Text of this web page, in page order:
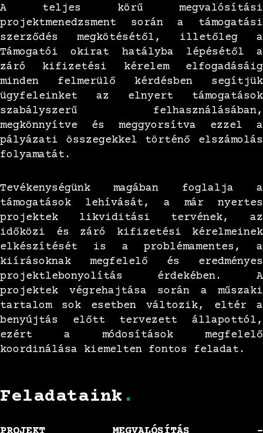
A teljes körű megvalósítási
projektmenedzsment során a támogatási
szerződés megkötésétől, illetőleg a
Támogatói okirat hatályba lépésétől a
záró kifizetési kérelem elfogadásáig
minden felmerülő kérdésben segítjük
ügyfeleinket az elnyert támogatások
szabályszerű felhasználásában,
megkönnyítve és meggyorsítva ezzel a
pályázati összegekkel történő elszámolás
folyamatát.
Tevékenységünk magában foglalja a
támogatások lehívását, a már nyertes
projektek likviditási tervének, az
időközi és záró kifizetési kérelmeinek
elkészítését is a problémamentes, a
kiírásoknak megfelelő és eredményes
projektlebonyolítás érdekében. A
projektek végrehajtása során a műszaki
tartalom sok esetben változik, eltér a
benyújtás előtt tervezett állapottól,
ezért a módosítások megfelelő
koordinálása kiemelten fontos feladat.
Feladataink .